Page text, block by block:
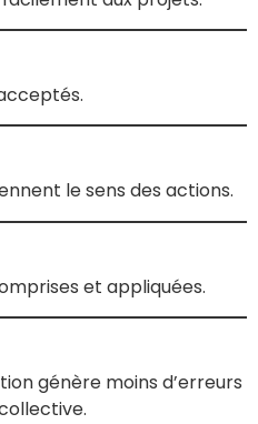
le sens des actions.
et appliquées.
génère moins d’erreurs